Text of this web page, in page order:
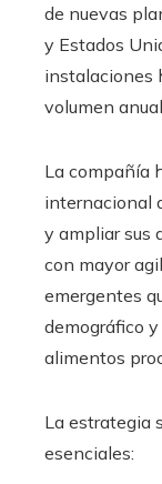
de nuevas
y Estados
instalaciones
volumen
La compañía
internacional
y ampliar sus
con mayor
emergentes
demográfico
alimentos
La estrategia
esenciales: